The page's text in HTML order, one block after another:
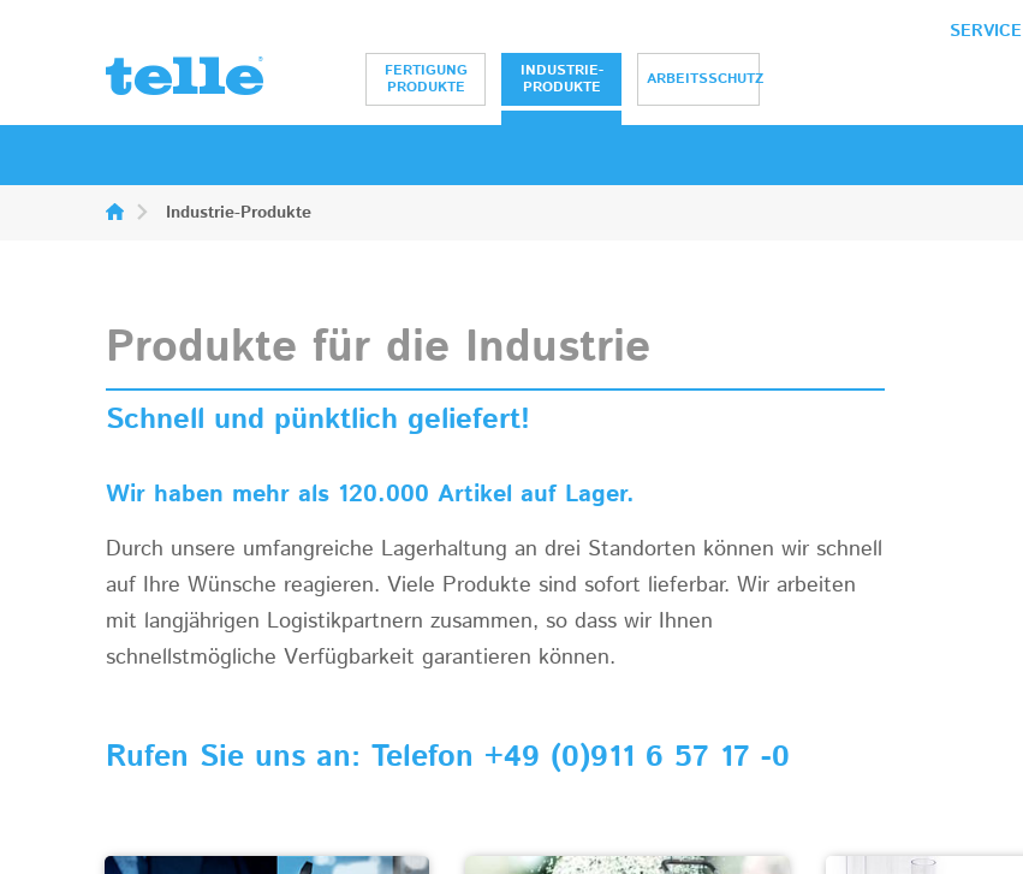
Erwin Telle GmbH
FERTIGUNG
PRODUKTE
INDUSTRIE-
PRODUKTE
ARBEITSSCHUTZ
SERVICE
Industrie-Produkte
Produkte für die Industrie
Schnell und pünktlich geliefert!
Wir haben mehr als 120.000 Artikel auf Lager.
Durch unsere umfangreiche Lagerhaltung an drei Standorten können wir schnell
auf Ihre Wünsche reagieren. Viele Produkte sind sofort lieferbar. Wir arbeiten
mit langjährigen Logistikpartnern zusammen, so dass wir Ihnen
schnellstmögliche Verfügbarkeit garantieren können.
Rufen Sie uns an: Telefon +49 (0)911 6 57 17 -0